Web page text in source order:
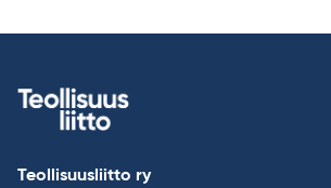
Teollisuusliitto ry